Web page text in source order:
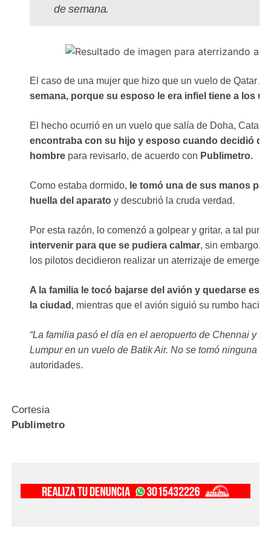
de semana.
El caso de una mujer que hizo que un vuelo de Qatar
semana, porque su esposo le era infiel tiene a los
El hecho ocurrió en un vuelo que salía de Doha, Catar
encontraba con su hijo y esposo cuando decidió
hombre para revisarlo, de acuerdo con Publimetro.
Como estaba dormido, le tomó una de sus manos
huella del aparato y descubrió la cruda verdad.
Por esta razón, lo comenzó a golpear y gritar, a tal
intervenir para que se pudiera calmar, sin embargo,
los pilotos decidieron realizar un aterrizaje de
A la familia le tocó bajarse del avión y quedarse esa
la ciudad , mientras que el avión siguió su rumbo hacia
“La familia pasó el día en el aeropuerto de Chennai y
Lumpur en un vuelo de Batik Air. No se tomó ninguna
autoridades.
Cortesia
Publimetro